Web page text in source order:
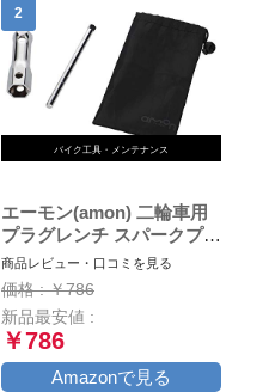
バイク工具・メンテナンス
エーモン(amon) 二輪車用
プラグレンチ スパークプラ
グレンチ バイク用
(16mm・18mm・21mmに
対応) 収納袋付 8844
商品レビュー・口コミを見る
価格 : ￥786
新品最安値 :
￥786
Amazonで見る